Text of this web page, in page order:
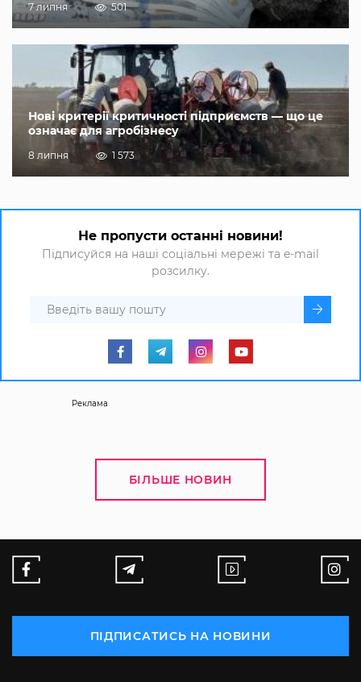
7 липня 501
Нові критерії критичності підприємств — що це
означає для агробізнесу
8 липня 1 573
Не пропусти останні новини!
Підписуйся на наші соціальні мережі та e-mail
розсилку.
Реклама
БІЛЬШЕ НОВИН
ПІДПИСАТИСЬ НА НОВИНИ